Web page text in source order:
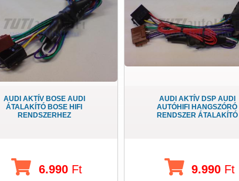
AUDI AKTÍV BOSE AUDI
ÁTALAKÍTÓ BOSE HIFI
RENDSZERHEZ
6.990Ft
AUDI AKTÍV DSP AUDI
AUTÓHIFI HANGSZÓRÓ
RENDSZER ÁTALAKÍTÓ
9.990 Ft